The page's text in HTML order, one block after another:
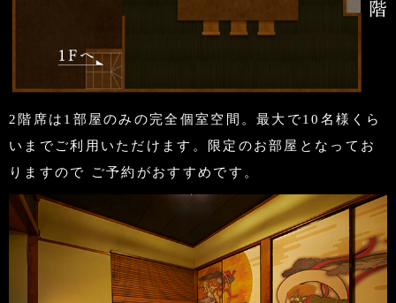
2階席は1部屋のみの完全個室空間。最大で10名様くら
いまでご利用いただけます。限定のお部屋となってお
りますので ご予約がおすすめです。